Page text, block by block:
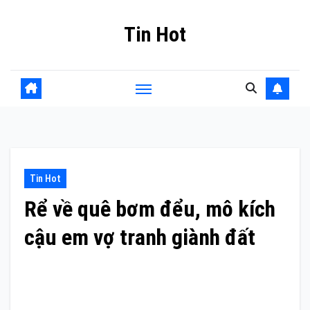
Tin Hot
Tin Hot
Rể về quê bơm đểu, mô kích
cậu em vợ tranh giành đất